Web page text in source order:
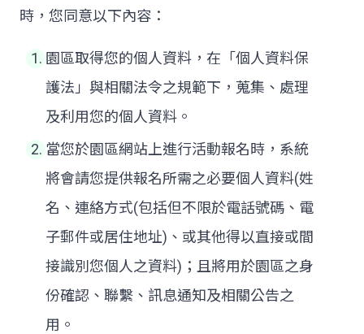
時，您同意以下內容：
園區取得您的個人資料，在「個人資料保
護法」與相關法令之規範下，蒐集、處理
及利用您的個人資料。
當您於園區網站上進行活動報名時，系統
將會請您提供報名所需之必要個人資料(姓
名、連絡方式(包括但不限於電話號碼、電
子郵件或居住地址)、或其他得以直接或間
接識別您個人之資料)；且將用於園區之身
份確認、聯繫、訊息通知及相關公告之
用。